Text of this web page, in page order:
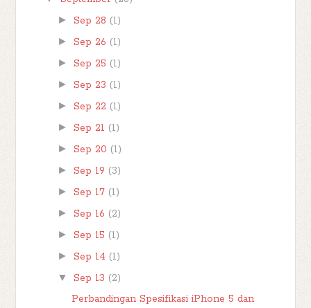
► Sep 28 (1)
► Sep 26 (1)
► Sep 25 (1)
► Sep 23 (1)
► Sep 22 (1)
► Sep 21 (1)
► Sep 20 (1)
► Sep 19 (3)
► Sep 17 (1)
► Sep 16 (2)
► Sep 15 (1)
► Sep 14 (1)
▼ Sep 13 (2)
Perbandingan Spesifikasi iPhone 5 dan